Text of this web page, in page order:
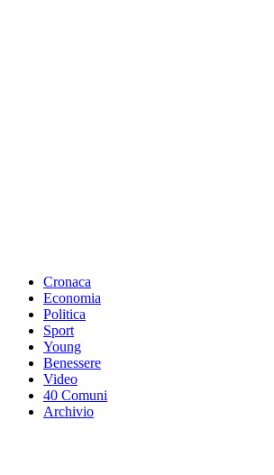
Cronaca
Economia
Politica
Sport
Young
Benessere
Video
40 Comuni
Archivio